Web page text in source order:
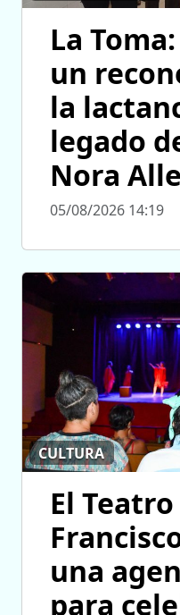
La
un
la
legado
Nora
05/08/2026 14:19
CULTURA
El
una
para